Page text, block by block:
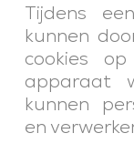
Tijdens
kunnen
cookies
apparaat
kunnen
en